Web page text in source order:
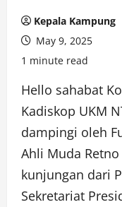
Kepala Kampung
May 9, 2025
1 minute read
Hello sahabat
Kadiskop UKM
dampingi oleh
Ahli Muda
kunjungan dari
Sekretariat